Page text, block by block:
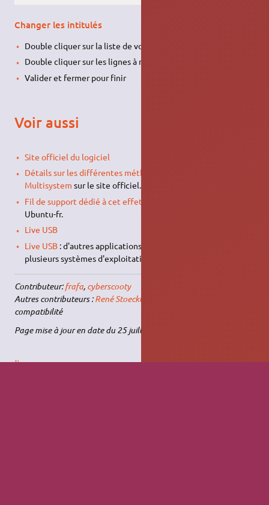
Changer les intitulés
Double cliquer sur la liste de vos
Double cliquer sur les lignes à modifier
Valider et fermer pour finir
Voir aussi
Site officiel du logiciel
Détails sur les différentes méthodes d'installation de
Multisystem sur le site officiel.
Fil de support dédié à cet effet
Ubuntu-fr.
Live USB
Live USB: d'autres applications pour créer une clef usb avec
plusieurs systèmes d'exploitations
Contributeur:frafa, cyberscooty
Autres contributeurs :René Stoecklin
compatibilité
Page mise à jour en date du 25 juillet 2016
1)